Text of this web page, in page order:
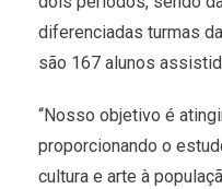
diferenciadas turmas
são 167 alunos
“Nosso objetivo é
proporcionando o
cultura e arte à